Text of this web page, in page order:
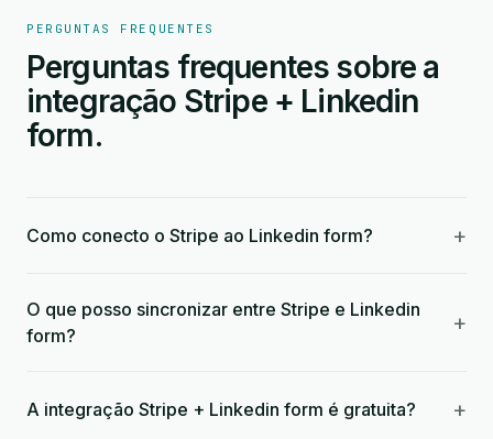
PERGUNTAS FREQUENTES
Perguntas frequentes sobre a
integração Stripe + Linkedin
form.
Como conecto o Stripe ao Linkedin form? +
O que posso sincronizar entre Stripe e Linkedin
form?
+
A integração Stripe + Linkedin form é gratuita? +